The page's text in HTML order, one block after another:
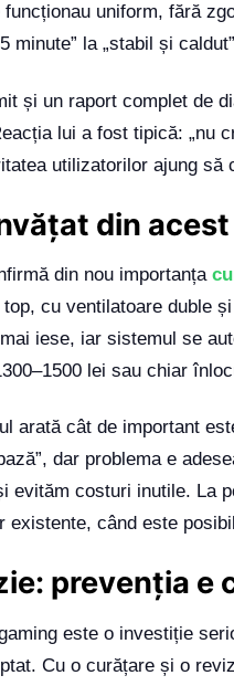
funcționau uniform, fără
minute” la „stabil și
și un raport complet de
lui a fost tipică: „nu
utilizatorilor ajung
din
din nou importanța
top, cu ventilatoare duble
iese, iar sistemul se
lei sau chiar
arată cât de important
dar problema e
evităm costuri inutile. La
existente, când este
prevenția e
este o investiție
Cu o curățare și o